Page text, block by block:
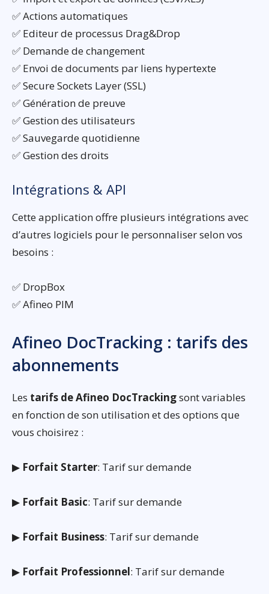
✅ Actions automatiques
✅ Editeur de processus Drag&Drop
✅ Demande de changement
✅ Envoi de documents par liens hypertexte
✅ Secure Sockets Layer (SSL)
✅ Génération de preuve
✅ Gestion des utilisateurs
✅ Sauvegarde quotidienne
✅ Gestion des droits
Intégrations & API
Cette application offre plusieurs intégrations avec
d’autres logiciels pour le personnaliser selon vos
besoins :
✅ DropBox
✅ Afineo PIM
Afineo DocTracking : tarifs des
abonnements
Les tarifs de Afineo DocTrackingsont variables
en fonction de son utilisation et des options que
vous choisirez :
▶ Forfait Starter: Tarif sur demande
▶ Forfait Basic: Tarif sur demande
▶ Forfait Business: Tarif sur demande
▶ Forfait Professionnel: Tarif sur demande